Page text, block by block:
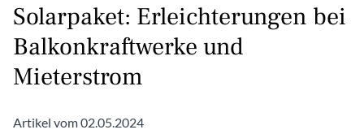
Solarpaket: Erleichterungen bei
Balkonkraftwerke und
Mieterstrom
Artikel vom 02.05.2024